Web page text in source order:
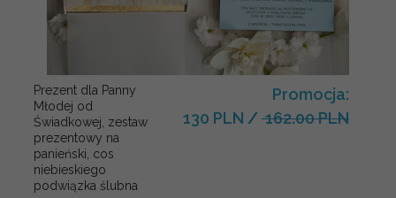
Prezent dla Panny
Młodej od
Świadkowej, zestaw
prezentowy na
panieński, cos
niebieskiego
podwiązka ślubna
Promocja:
130 PLN / 162.00 PLN